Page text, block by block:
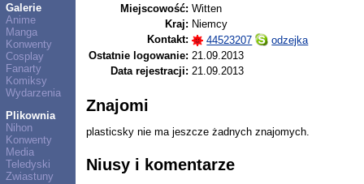
Galerie
Anime
Manga
Konwenty
Cosplay
Fanarty
Komiksy
Wydarzenia
Plikownia
Nihon
Konwenty
Media
Teledyski
Zwiastuny
Miejscowość: Witten
Kraj: Niemcy
Kontakt:
44523207
odzejka
Ostatnie logowanie: 21.09.2013
Data rejestracji: 21.09.2013
Znajomi
plasticsky nie ma jeszcze żadnych znajomych.
Niusy i komentarze